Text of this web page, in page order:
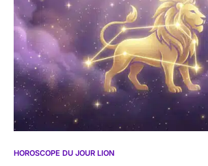
HOROSCOPE DU JOUR LION